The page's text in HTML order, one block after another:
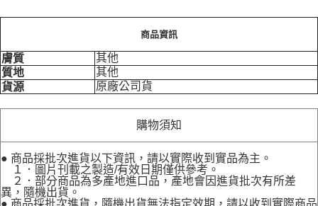
商品資訊
膚質
其他
質地
其他
貨源
原廠公司貨
購物須知
● 商品採批次進貨以下資訊，請以實際收到實品為主。
１．圖片刊載之製造/有效日期僅供參考。
２．部分商品為多產地進口品，產地會因進貨批次有所差
異，隨機出貨。